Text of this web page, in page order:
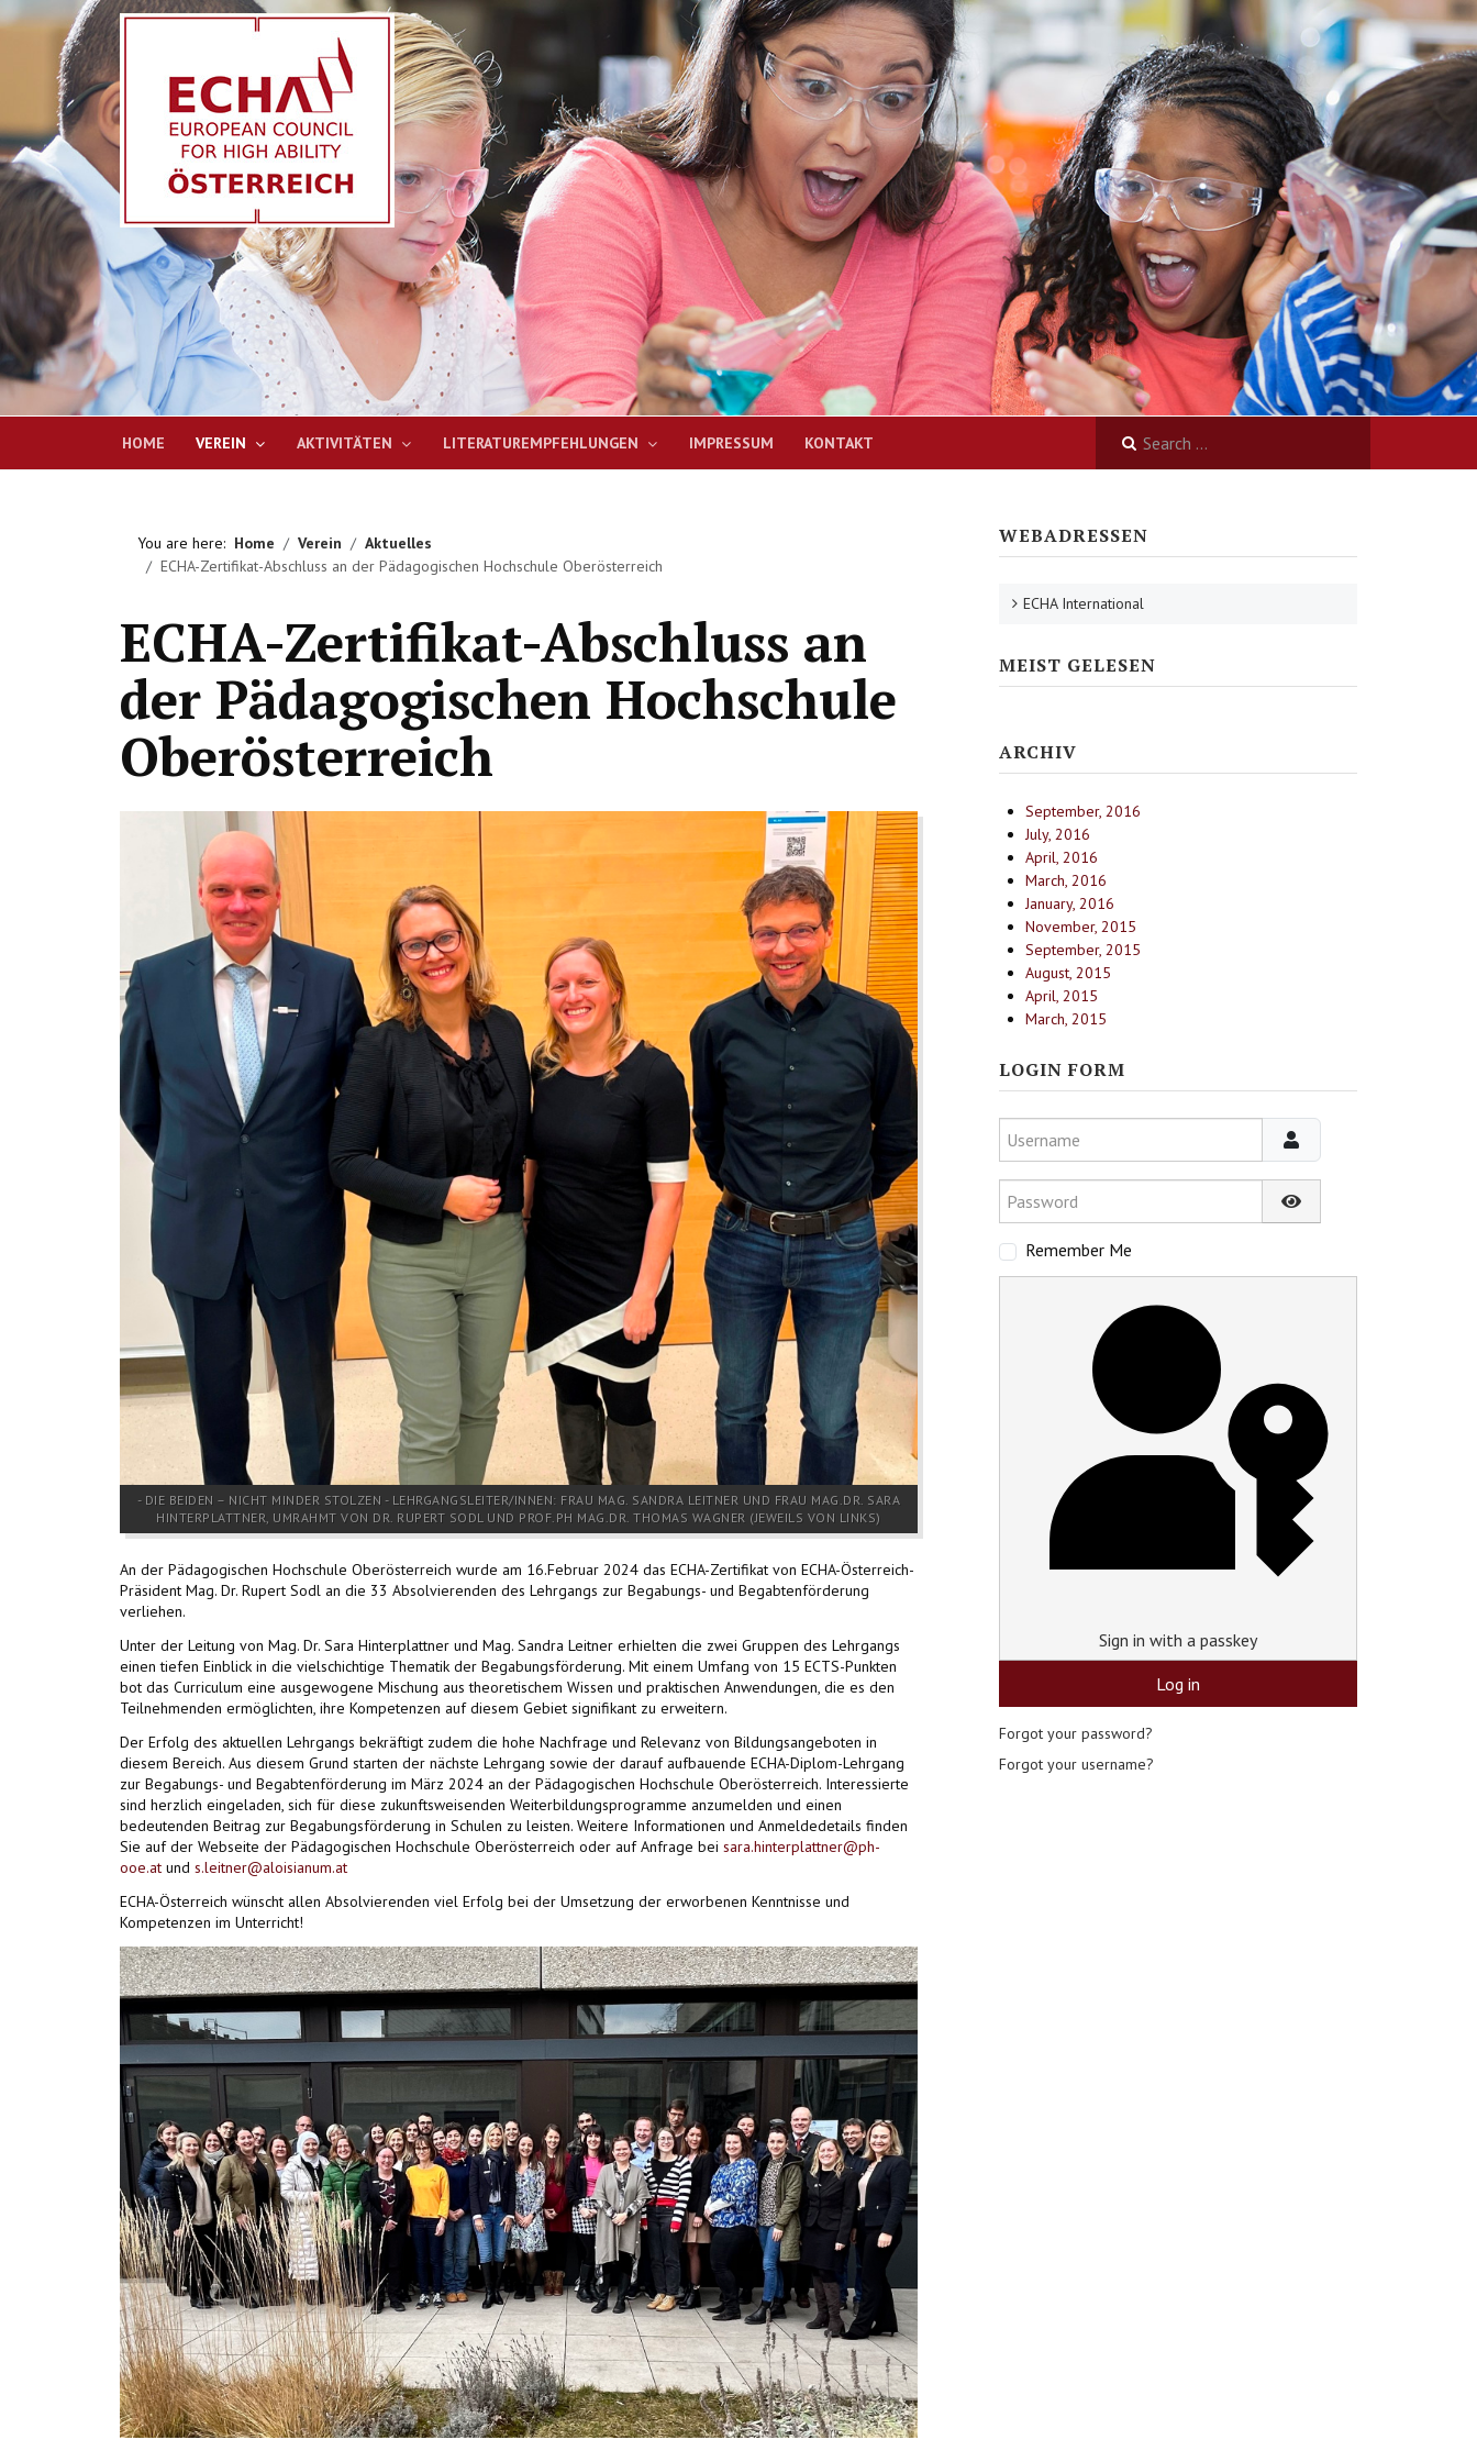
HOME VEREIN AKTIVITÄTEN LITERATUREMPFEHLUNGEN IMPRESSUM KONTAKT
You are here: Home Verein
Aktuelles
ECHA-Zertifikat-Abschluss an der Pädagogischen Hochschule Oberösterreich
ECHA-Zertifikat-Abschluss an
der Pädagogischen Hochschule
Oberösterreich
- DIE BEIDEN – NICHT MINDER STOLZEN - LEHRGANGSLEITER/INNEN: FRAU MAG. SANDRA LEITNER UND FRAU MAG.DR. SARA
HINTERPLATTNER, UMRAHMT VON DR. RUPERT SODL UND PROF.PH MAG.DR. THOMAS WAGNER (JEWEILS VON LINKS)
An der Pädagogischen Hochschule Oberösterreich wurde am 16.Februar 2024 das ECHA-Zertifikat von ECHA-Österreich-
Präsident Mag. Dr. Rupert Sodl an die 33 Absolvierenden des Lehrgangs zur Begabungs- und Begabtenförderung
verliehen.
Unter der Leitung von Mag. Dr. Sara Hinterplattner und Mag. Sandra Leitner erhielten die zwei Gruppen des Lehrgangs
einen tiefen Einblick in die vielschichtige Thematik der Begabungsförderung. Mit einem Umfang von 15 ECTS-Punkten
bot das Curriculum eine ausgewogene Mischung aus theoretischem Wissen und praktischen Anwendungen, die es den
Teilnehmenden ermöglichten, ihre Kompetenzen auf diesem Gebiet signifikant zu erweitern.
Der Erfolg des aktuellen Lehrgangs bekräftigt zudem die hohe Nachfrage und Relevanz von Bildungsangeboten in
diesem Bereich. Aus diesem Grund starten der nächste Lehrgang sowie der darauf aufbauende ECHA-Diplom-Lehrgang
zur Begabungs- und Begabtenförderung im März 2024 an der Pädagogischen Hochschule Oberösterreich. Interessierte
sind herzlich eingeladen, sich für diese zukunftsweisenden Weiterbildungsprogramme anzumelden und einen
bedeutenden Beitrag zur Begabungsförderung in Schulen zu leisten. Weitere Informationen und Anmeldedetails finden
Sie auf der Webseite der Pädagogischen Hochschule Oberösterreich oder auf Anfrage bei sara.hinterplattner@ph-
ooe.at und s.leitner@aloisianum.at
ECHA-Österreich wünscht allen Absolvierenden viel Erfolg bei der Umsetzung der erworbenen Kenntnisse und
Kompetenzen im Unterricht!
WEBADRESSEN
ECHA International
MEIST GELESEN
ARCHIV
September, 2016
July, 2016
April, 2016
March, 2016
January, 2016
November, 2015
September, 2015
August, 2015
April, 2015
March, 2015
LOGIN FORM
Username
Password
Show Password
Remember Me
Sign in with a passkey
Log in
Forgot your password?
Forgot your username?